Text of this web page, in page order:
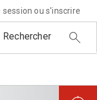
session ou s'inscrire
Rechercher